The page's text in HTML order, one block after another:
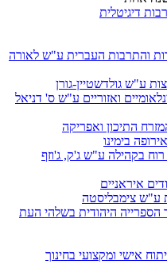
דיגיטלית
והתרבות העברית ע"ש לאורה
ע"ש גולדשטיין-גורן
ואזוריים ע"ש ס' דניאל
התיכון ואפריקה
בימינו
רוח בקהילה ע"ש ג'ק, ג'וזף
איראניים
ע"ש צימבליסטה
הספרייה היהודית בשלהי העת
אישי ומקצועי בחינוך